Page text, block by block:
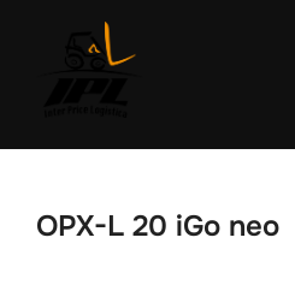
OPX-L 20 iGo neo